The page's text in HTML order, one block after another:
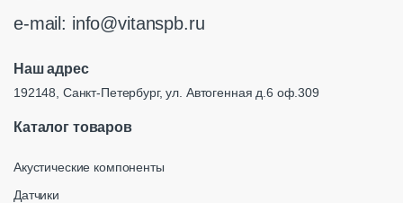
e-mail: info@vitanspb.ru
Наш адрес
192148, Санкт-Петербург, ул. Автогенная д.6 оф.309
Каталог товаров
Акустические компоненты
Датчики